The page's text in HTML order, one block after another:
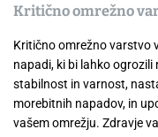
Kritično omrežno
Kritično omrežno varstvo
napadi, ki bi lahko ogrozili
stabilnost in varnost,
morebitnih napadov, in
vašem omrežju. Zdravje